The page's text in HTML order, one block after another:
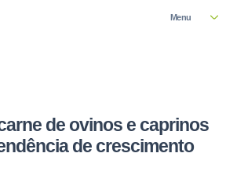
Menu
de ovinos e caprinos
de crescimento